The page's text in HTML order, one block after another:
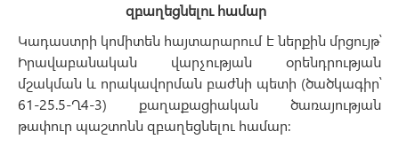
ԿԱՊ ՄԵԶ ՀԵՏ
զբաղեցնելու համար
Կադաստրի կոմիտեն հայտարարում է ներքին մրցույթ՝
Իրավաբանական վարչության օրենդրության
մշակման և որակավորման բաժնի պետի (ծածկագիր՝
61-25.5-Ղ4-3) քաղաքացիական ծառայության
թափուր պաշտոնն զբաղեցնելու համար: